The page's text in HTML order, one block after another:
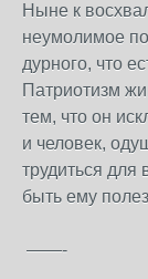
Ныне к
неумолимое
дурного, что
Патриотизм
тем, что он
и человек,
трудиться для
быть ему
——-